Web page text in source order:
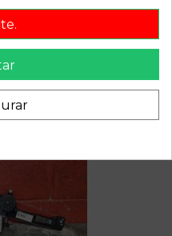
punto 1.3 multijet 16v
gostar